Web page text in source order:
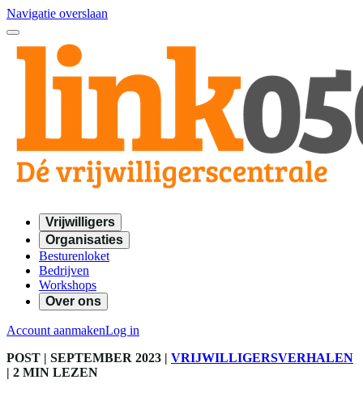
Navigatie overslaan
Vrijwilligers
Organisaties
Besturenloket
Bedrijven
Workshops
Over ons
Account aanmakenLog in
POST | SEPTEMBER 2023 | VRIJWILLIGERSVERHALEN
| 2 MIN LEZEN